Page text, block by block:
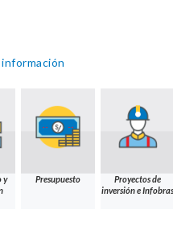
y
Presupuesto
Proyectos de
inversión e Infobras